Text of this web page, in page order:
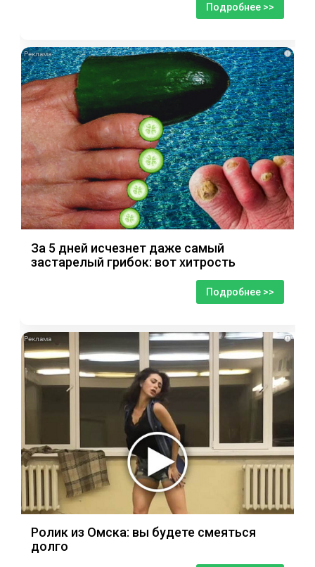
Подробнее >>
i
За 5 дней исчезнет даже самый
застарелый грибок: вот хитрость
Подробнее >>
i
Ролик из Омска: вы будете смеяться
долго